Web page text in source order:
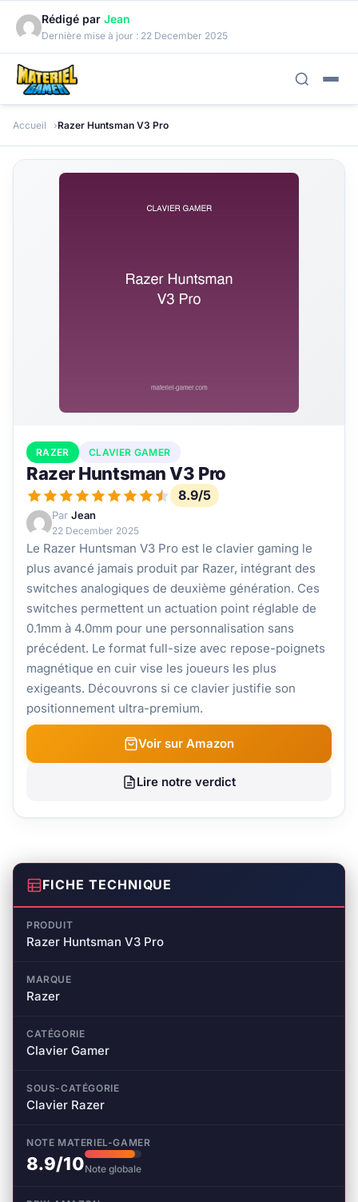
Rédigé par Jean
Dernière mise à jour : 22 December 2025
Accueil Razer Huntsman V3 Pro
RAZER CLAVIER GAMER
Razer Huntsman V3 Pro
8.9/5
Par Jean
22 December 2025
Le Razer Huntsman V3 Pro est le clavier gaming le
plus avancé jamais produit par Razer, intégrant des
switches analogiques de deuxième génération. Ces
switches permettent un actuation point réglable de
0.1mm à 4.0mm pour une personnalisation sans
précédent. Le format full-size avec repose-poignets
magnétique en cuir vise les joueurs les plus
exigeants. Découvrons si ce clavier justifie son
positionnement ultra-premium.
Voir sur Amazon
Lire notre verdict
FICHE TECHNIQUE
PRODUIT
Razer Huntsman V3 Pro
MARQUE
Razer
CATÉGORIE
Clavier Gamer
SOUS-CATÉGORIE
Clavier Razer
NOTE MATERIEL-GAMER
8.9/10Note globale